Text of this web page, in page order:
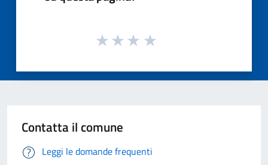
Contatta il comune
Leggi le domande frequenti